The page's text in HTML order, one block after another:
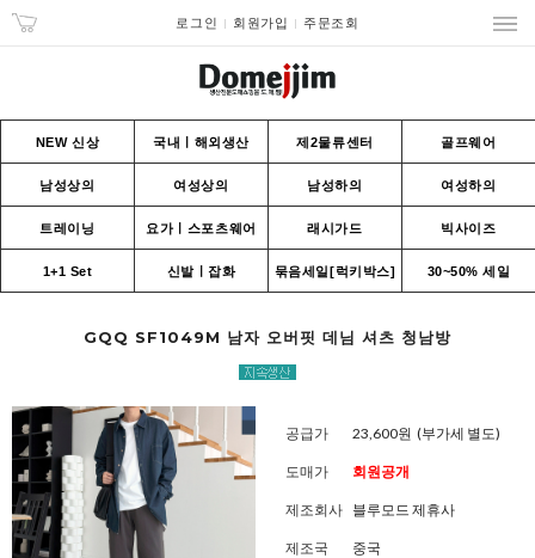
로그인 회원가입 주문조회
NEW 신상 국내ㅣ해외생산 제2물류센터 골프웨어
남성상의 여성상의 남성하의 여성하의
트레이닝 요가ㅣ스포츠웨어 래시가드 빅사이즈
1+1 Set 신발ㅣ잡화 묶음세일[럭키박스] 30~50% 세일
GQQ SF1049M 남자 오버핏 데님 셔츠 청남방
공급가 23,600원 (부가세 별도)
도매가 회원공개
제조회사 블루모드 제휴사
제조국 중국